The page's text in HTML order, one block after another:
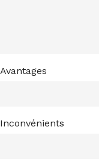
Avantages
Inconvénients